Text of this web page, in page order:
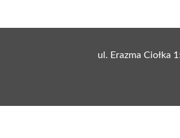
ul. Erazma Ciołka